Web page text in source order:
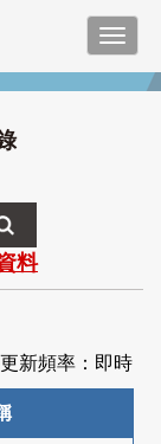
料
新頻率：即時